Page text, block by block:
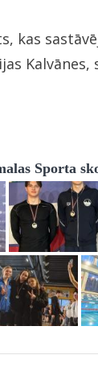
kas
Sporta